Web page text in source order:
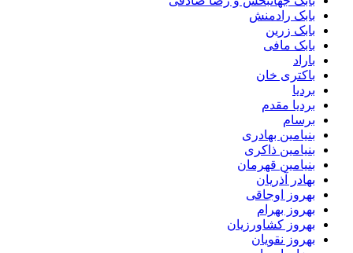
بابک رادمنش
بابک زرین
بابک مافی
باراد
باکتری خان
بردیا
بردیا مقدم
برسام
بنیامین بهادری
بنیامین ذاکری
بنیامین قهرمان
بهادر آذریان
بهروز اوجاقی
بهروز بهرام
بهروز کشاورزیان
بهروز نقویان